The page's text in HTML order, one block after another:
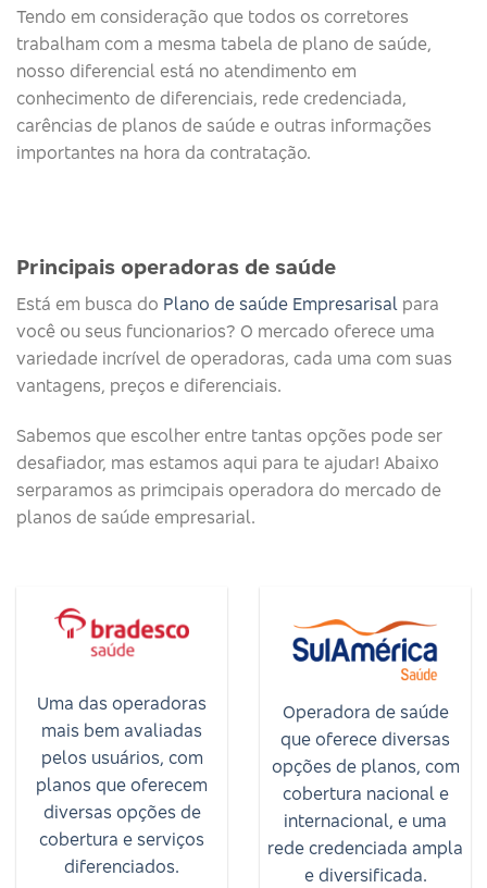
Tendo em consideração que todos os corretores
trabalham com a mesma tabela de plano de saúde,
nosso diferencial está no atendimento em
conhecimento de diferenciais, rede credenciada,
carências de planos de saúde e outras informações
importantes na hora da contratação.
Principais operadoras de saúde​
Está em busca do Plano de saúde Empresarisal para
você ou seus funcionarios? O mercado oferece uma
variedade incrível de operadoras, cada uma com suas
vantagens, preços e diferenciais.
Sabemos que escolher entre tantas opções pode ser
desafiador, mas estamos aqui para te ajudar! Abaixo
serparamos as primcipais operadora do mercado de
planos de saúde empresarial.
Uma das operadoras
mais bem avaliadas
pelos usuários, com
planos que oferecem
diversas opções de
cobertura e serviços
diferenciados.
Operadora de saúde
que oferece diversas
opções de planos, com
cobertura nacional e
internacional, e uma
rede credenciada ampla
e diversificada.